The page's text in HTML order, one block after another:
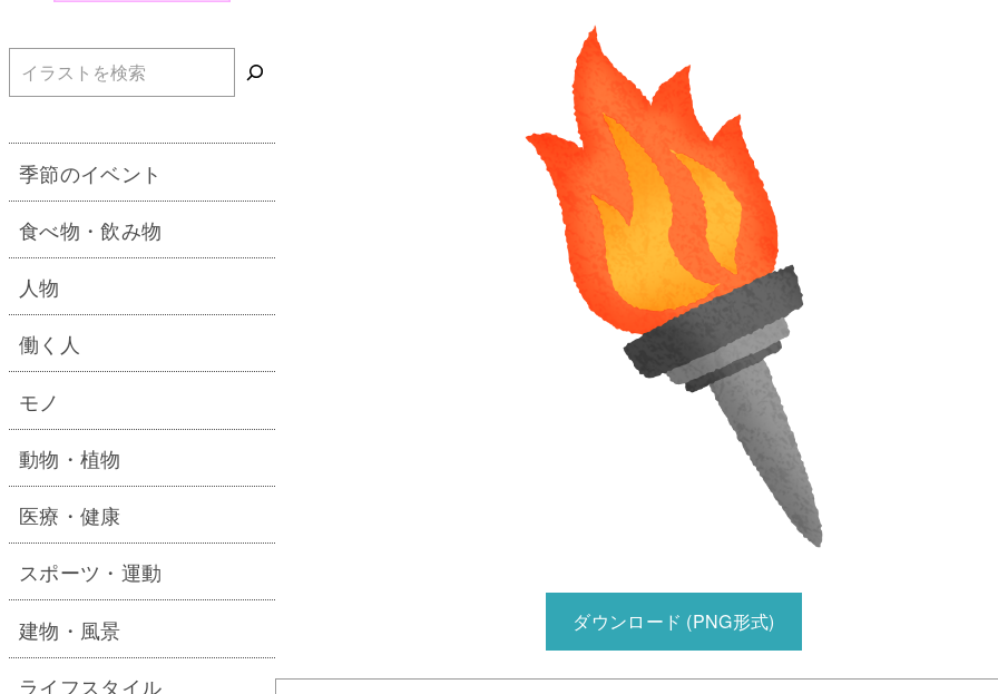
ダウンロード (PNG形式)
検索
季節のイベント
食べ物・飲み物
人物
働く人
モノ
動物・植物
医療・健康
スポーツ・運動
建物・風景
ライフスタイル